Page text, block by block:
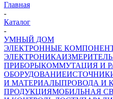
Главная
-
Каталог
-
УМНЫЙ ДОМ
ЭЛЕКТРОННЫЕ
ЭЛЕКТРОНИКА
ПРИБОРЫКОММУТАЦИЯ И
ОБОРУДОВАНИЕ
И МАТЕРИАЛЫПРОВОДА И
ПРОДУКЦИЯМОБИЛЬНАЯ